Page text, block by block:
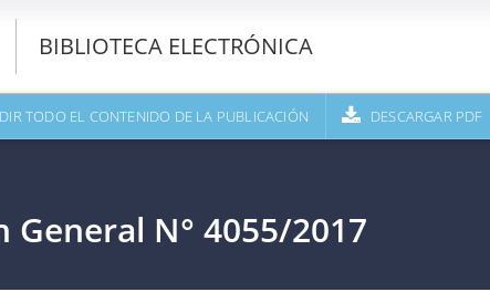
BIBLIOTECA ELECTRÓNICA
TODO EL CONTENIDO DE LA PUBLICACIÓN DESCARGAR PDF
General N° 4055/2017